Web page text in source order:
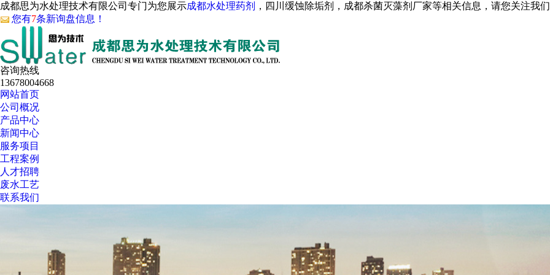
成都思为水处理技术有限公司专门为您展示成都水处理药剂
，四川缓蚀除垢剂，成都杀菌灭藻剂厂家等相关信息，请您关注我
您有7条新询盘信息！
咨询热线
13678004668
网站首页
公司概况
产品中心
新闻中心
服务项目
工程案例
人才招聘
废水工艺
联系我们